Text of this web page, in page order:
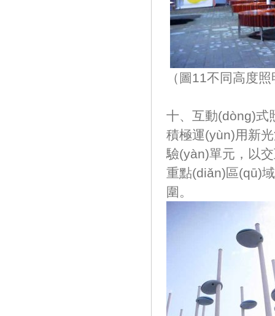
（圖11不同高度
十、互動(dòng)式
積極運(yùn)用新光
驗(yàn)單元，以
重點(diǎn)區(qū)域
圍。